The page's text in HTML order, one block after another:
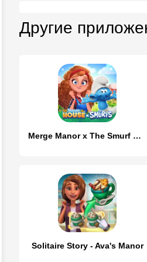
Другие
Merge Manor x The Smurf Collab
Solitaire Story - Ava's Manor